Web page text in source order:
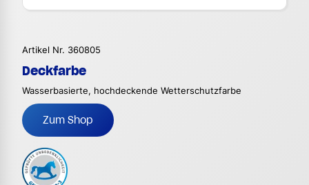
Artikel Nr. 360805
Deckfarbe
Wasserbasierte, hochdeckende Wetterschutzfarbe
Zum Shop